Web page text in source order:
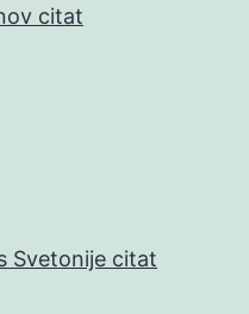
citat
Svetonije citat